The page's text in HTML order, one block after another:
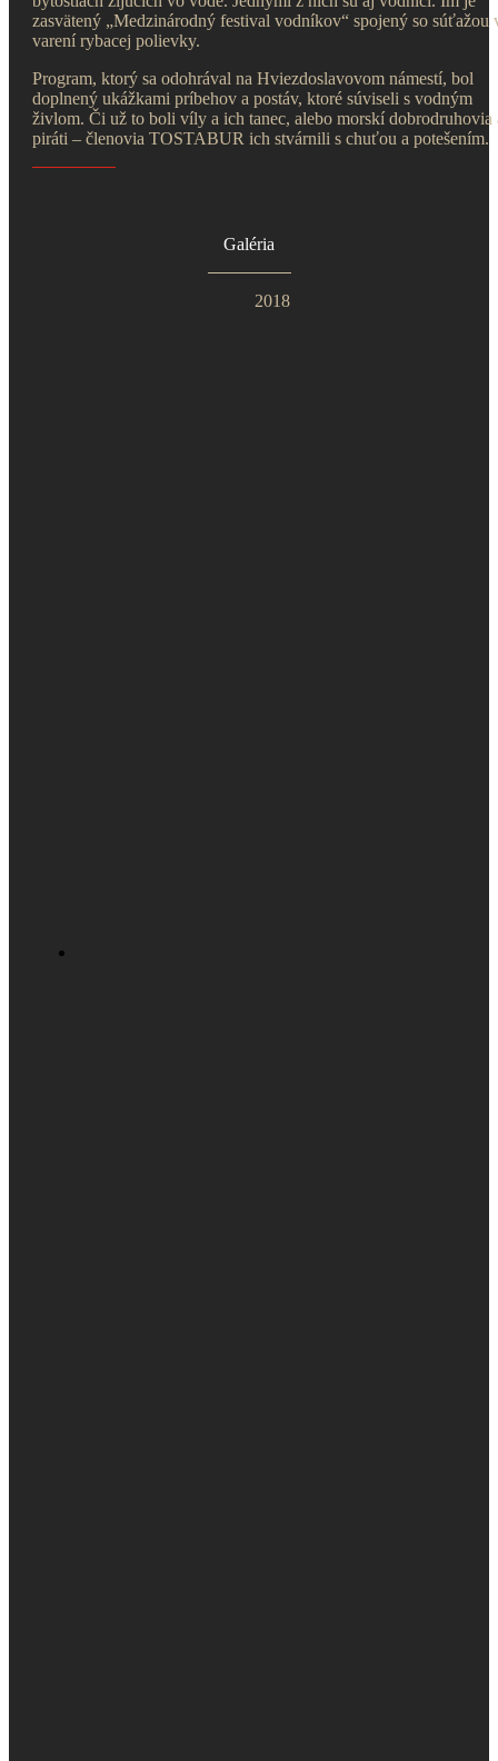
zasvätený „Medzinárodný festival vodníkov“ spojený so súťažou
varení rybacej polievky.
Program, ktorý sa odohrával na Hviezdoslavovom námestí, bol
doplnený ukážkami príbehov a postáv, ktoré súviseli s vodným
živlom. Či už to boli víly a ich tanec, alebo morskí dobrodruhovia
piráti – členovia TOSTABUR ich stvárnili s chuťou a potešením.
Galéria
2018